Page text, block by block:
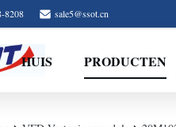
8208 sale5@ssot.cn
HUIS PRODUCTEN